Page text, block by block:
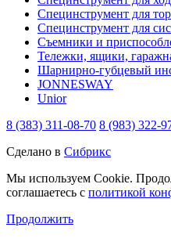
Специнструмент для
Специнструмент для
Съемники и
Тележки, ящики,
Шарнирно-губцевый
JONNESWAY
Unior
8 (383) 311-08-70 8 (983) 322-
Сделано в Сибрикс
Мы используем Cookie.
соглашаетесь с политикой
Продолжить